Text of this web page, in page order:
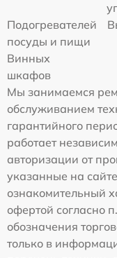
Подогревателей
посуды и пищи
Винных
шкафов
Мы занимаемся
обслуживанием
гарантийного
работает
авторизации от
указанные на
ознакомительный
офертой согласно
обозначения
только в